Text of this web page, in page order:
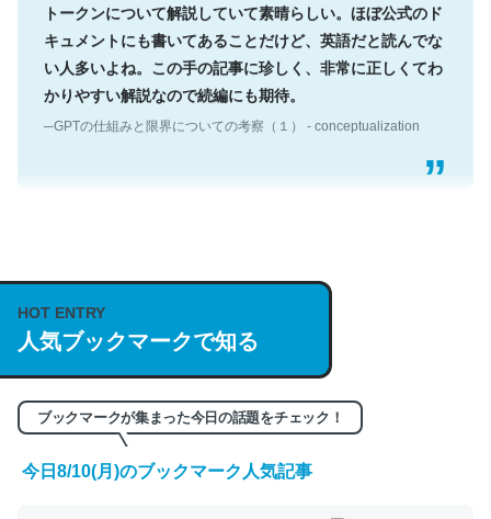
トークンについて解説していて素晴らしい。ほぼ公式のド
キュメントにも書いてあることだけど、英語だと読んでな
い人多いよね。この手の記事に珍しく、非常に正しくてわ
かりやすい解説なので続編にも期待。
─GPTの仕組みと限界についての考察（１） - conceptualization
説してる記事が少ないので貴重な良記事。/続編来た
https://isobe324649.hatenablog.com/entry/2023/03/27
/064121
─GPTの仕組みと限界についての考察（１） - conceptualization
HOT ENTRY
人気ブックマークで知る
ブックマークが集まった今日の話題をチェック！
今日8/10(月)のブックマーク人気記事